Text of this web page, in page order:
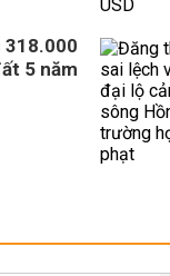
318.000
5 năm